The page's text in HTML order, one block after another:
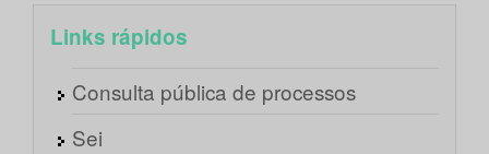
Links rápidos
Consulta pública de processos
Sei